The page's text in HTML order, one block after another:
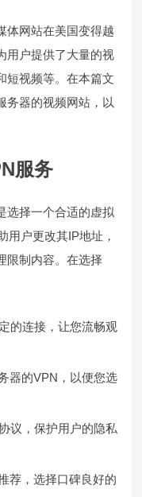
体网站在美国变得越
用户提供了大量的视
短视频等。在本篇文
务器的视频网站，以
服务
选择一个合适的虚拟
用户更改其IP地址，
限制内容。在选择
的连接，让您流畅观
器的VPN，以便您选
议，保护用户的隐私
荐，选择口碑良好的